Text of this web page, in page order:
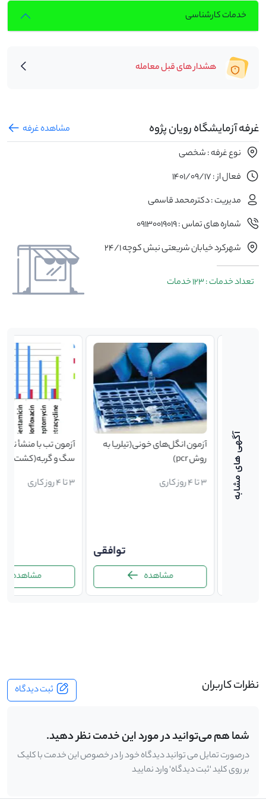
خدمات کارشناسی
هشدار های قبل معامله
غرفه آزمایشگاه رویان پژوه
مشاهده غرفه
نوع غرفه : شخصی
فعال از : 1401/09/17
مدیریت : دکترمحمد قاسمی
شماره های تماس : 09130019019
شهرکرد خیابان شریعتی نبش کوچه 24/1
تعداد خدمات : 123 خدمات
آزمون انگل‌‌‌‌‌های خونی(تیلریا به
روش pcr)
توافقی
مشاهده
آزمون تب با منشأ
سگ و گربه(کشت خون،
مشاهده
نظرات کاربران ثبت دیدگاه
شما هم می‌توانید در مورد این خدمت نظر دهید.
درصورت تمایل می توانید دیدگاه خود را در خصوص این خدمت با کلیک
بر روی کلید 'ثبت دیدگاه' وارد نمایید